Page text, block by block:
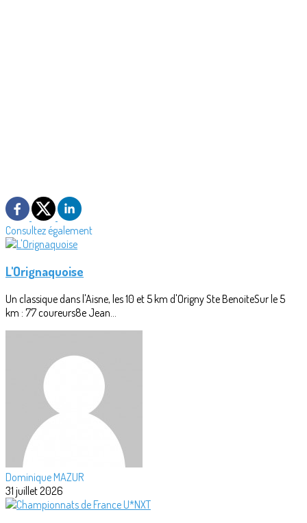
Consultez également
L'Orignaquoise
Un classique dans l'Aisne, les 10 et 5 km d'Origny Ste BenoiteSur le 5
km : 77 coureurs8e Jean...
Dominique MAZUR
31 juillet 2026